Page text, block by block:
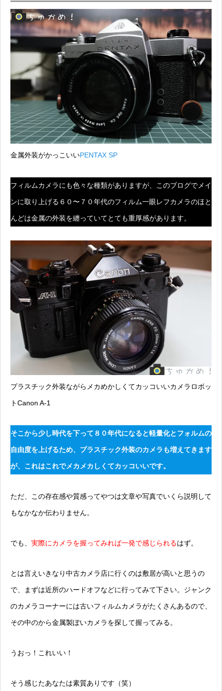
金属外装がかっこいいPENTAX SP
フィルムカメラにも色々な種類がありますが、このブログでメイ
ンに取り上げる６０〜７０年代のフィルム一眼レフカメラのほと
んどは金属の外装を纏っていてとても重厚感があります。
プラスチック外装ながらメカめかしくてカッコいいカメラロボッ
トCanon A-1
そこから少し時代を下って８０年代になると軽量化とフォルムの
自由度を上げるため、プラスチック外装のカメラも増えてきます
が、これはこれでメカメカしくてカッコいいです。
ただ、この存在感や質感ってやつは文章や写真でいくら説明して
もなかなか伝わりません。
でも、 実際にカメラを握ってみれば一発で感じられるはず。
とは言えいきなり中古カメラ店に行くのは敷居が高いと思うの
で、まずは近所のハードオフなどに行ってみて下さい。ジャンク
のカメラコーナーには古いフィルムカメラがたくさんあるので、
その中のから金属製ぽいカメラを探して握ってみる。
うおっ！これいい！
そう感じたあなたは素質ありです（笑）